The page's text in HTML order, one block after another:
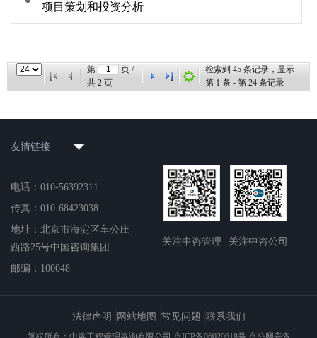
项目策划和投资分析
第
页 /
共 2 页
检索到 45 条记录，显示
第 1 条 - 第 24 条记录
友情链接
电话：010-56392311
传真：010-68423038
地址：北京市海淀区车公庄
西路25号中国咨询集团
邮编：100048
关注中咨管理 关注中咨公司
法律声明 网站地图 常见问题 联系我们